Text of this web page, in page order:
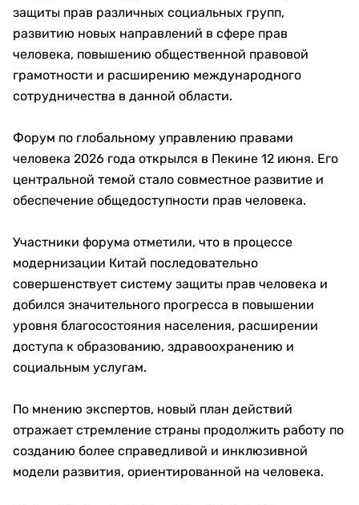
защиты прав различных социальных групп,
развитию новых направлений в сфере прав
человека, повышению общественной правовой
грамотности и расширению международного
сотрудничества в данной области.
Форум по глобальному управлению правами
человека 2026 года открылся в Пекине 12 июня. Его
центральной темой стало совместное развитие и
обеспечение общедоступности прав человека.
Участники форума отметили, что в процессе
модернизации Китай последовательно
совершенствует систему защиты прав человека и
добился значительного прогресса в повышении
уровня благосостояния населения, расширении
доступа к образованию, здравоохранению и
социальным услугам.
По мнению экспертов, новый план действий
отражает стремление страны продолжить работу по
созданию более справедливой и инклюзивной
модели развития, ориентированной на человека.